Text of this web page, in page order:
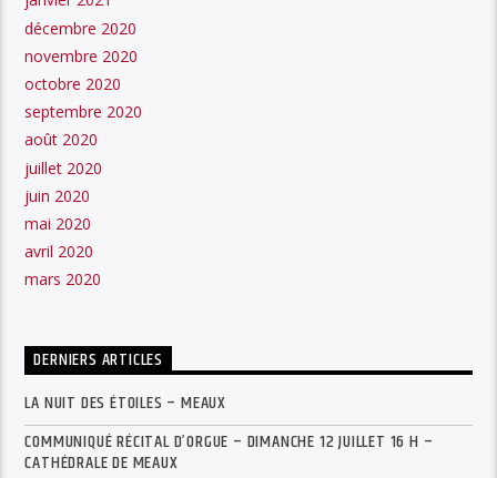
décembre 2020
novembre 2020
octobre 2020
septembre 2020
août 2020
juillet 2020
juin 2020
mai 2020
avril 2020
mars 2020
DERNIERS ARTICLES
LA NUIT DES ÉTOILES – MEAUX
COMMUNIQUÉ RÉCITAL D’ORGUE – DIMANCHE 12 JUILLET 16 H –
CATHÉDRALE DE MEAUX